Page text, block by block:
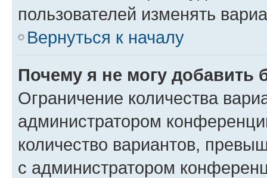
пользователей изменять
Вернуться к началу
Почему я не могу добавить
Ограничение количества
администратором
количество вариантов,
с администратором